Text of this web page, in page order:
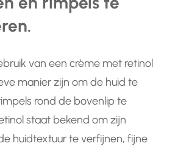
van een crème met retinol
manier zijn om de huid te
rond de bovenlip te
staat bekend om zijn
huidtextuur te verfijnen, fijne